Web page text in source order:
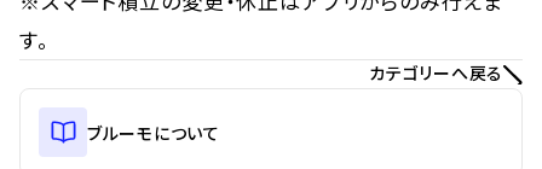
す。
カテゴリーへ戻る
ブルーモについて